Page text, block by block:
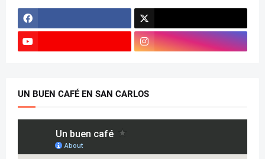
UN BUEN CAFÉ EN SAN CARLOS